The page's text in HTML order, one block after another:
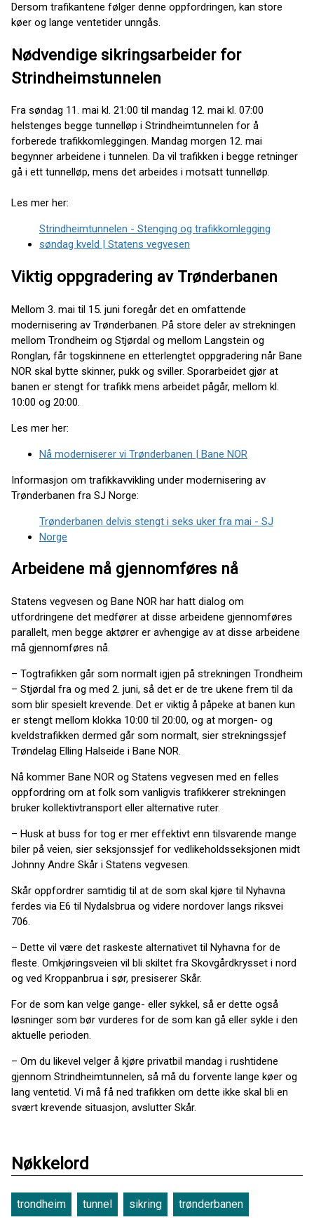
Dersom trafikantene følger denne oppfordringen, kan store
køer og lange ventetider unngås.
Nødvendige sikringsarbeider for
Strindheimstunnelen
Fra søndag 11. mai kl. 21:00 til mandag 12. mai kl. 07:00
helstenges begge tunnelløp i Strindheimtunnelen for å
forberede trafikkomleggingen. Mandag morgen 12. mai
begynner arbeidene i tunnelen. Da vil trafikken i begge retninger
gå i ett tunnelløp, mens det arbeides i motsatt tunnelløp.
Les mer her:
Strindheimtunnelen - Stenging og trafikkomlegging
søndag kveld | Statens vegvesen
Viktig oppgradering av Trønderbanen
Mellom 3. mai til 15. juni foregår det en omfattende
modernisering av Trønderbanen. På store deler av strekningen
mellom Trondheim og Stjørdal og mellom Langstein og
Ronglan, får togskinnene en etterlengtet oppgradering når Bane
NOR skal bytte skinner, pukk og sviller. Sporarbeidet gjør at
banen er stengt for trafikk mens arbeidet pågår, mellom kl.
10:00 og 20:00.
Les mer her:
Nå moderniserer vi Trønderbanen | Bane NOR
Informasjon om trafikkavvikling under modernisering av
Trønderbanen fra SJ Norge:
Trønderbanen delvis stengt i seks uker fra mai - SJ
Norge
Arbeidene må gjennomføres nå
Statens vegvesen og Bane NOR har hatt dialog om
utfordringene det medfører at disse arbeidene gjennomføres
parallelt, men begge aktører er avhengige av at disse arbeidene
må gjennomføres nå.
– Togtrafikken går som normalt igjen på strekningen Trondheim
– Stjørdal fra og med 2. juni, så det er de tre ukene frem til da
som blir spesielt krevende. Det er viktig å påpeke at banen kun
er stengt mellom klokka 10:00 til 20:00, og at morgen- og
kveldstrafikken dermed går som normalt, sier strekningssjef
Trøndelag Elling Halseide i Bane NOR.
Nå kommer Bane NOR og Statens vegvesen med en felles
oppfordring om at folk som vanligvis trafikkerer strekningen
bruker kollektivtransport eller alternative ruter.
– Husk at buss for tog er mer effektivt enn tilsvarende mange
biler på veien, sier seksjonssjef for vedlikeholdsseksjonen midt
Johnny Andre Skår i Statens vegvesen.
Skår oppfordrer samtidig til at de som skal kjøre til Nyhavna
ferdes via E6 til Nydalsbrua og videre nordover langs riksvei
706.
– Dette vil være det raskeste alternativet til Nyhavna for de
fleste. Omkjøringsveien vil bli skiltet fra Skovgårdkrysset i nord
og ved Kroppanbrua i sør, presiserer Skår.
For de som kan velge gange- eller sykkel, så er dette også
løsninger som bør vurderes for de som kan gå eller sykle i den
aktuelle perioden.
– Om du likevel velger å kjøre privatbil mandag i rushtidene
gjennom Strindheimtunnelen, så må du forvente lange køer og
lang ventetid. Vi må få ned trafikken om dette ikke skal bli en
svært krevende situasjon, avslutter Skår.
Nøkkelord
trondheim tunnel sikring trønderbanen